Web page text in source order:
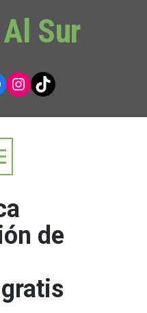
Sur
Instagram
TikTok
de